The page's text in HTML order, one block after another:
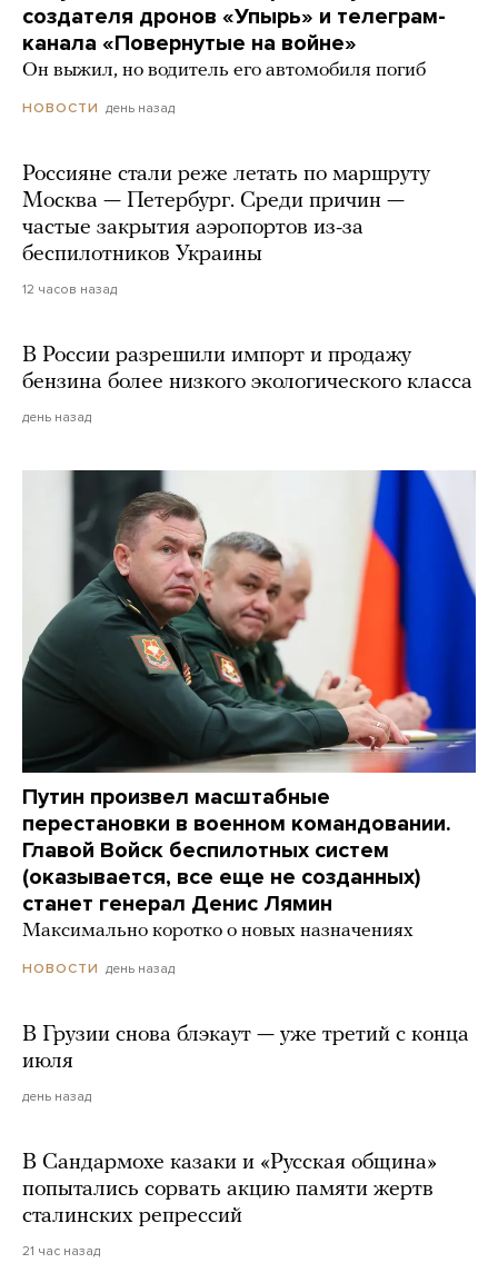
создателя дронов «Упырь» и телеграм-
канала «Повернутые на войне»
Он выжил, но водитель его автомобиля погиб
НОВОСТИ день назад
Россияне стали реже летать по маршруту
Москва — Петербург. Среди причин —
частые закрытия аэропортов из-за
беспилотников Украины
12 часов назад
В России разрешили импорт и продажу
бензина более низкого экологического класса
день назад
Путин произвел масштабные
перестановки в военном командовании.
Главой Войск беспилотных систем
(оказывается, все еще не созданных)
станет генерал Денис Лямин
Максимально коротко о новых назначениях
НОВОСТИ день назад
В Грузии снова блэкаут — уже третий с конца
июля
день назад
В Сандармохе казаки и «Русская община»
попытались сорвать акцию памяти жертв
сталинских репрессий
21 час назад